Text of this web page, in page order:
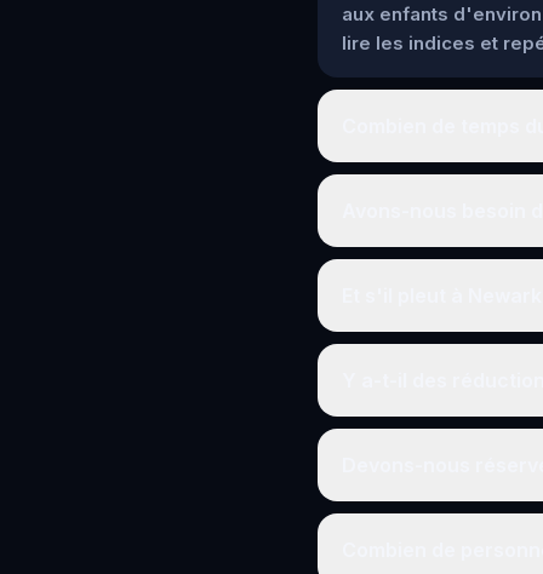
aux enfants
lire les indices et